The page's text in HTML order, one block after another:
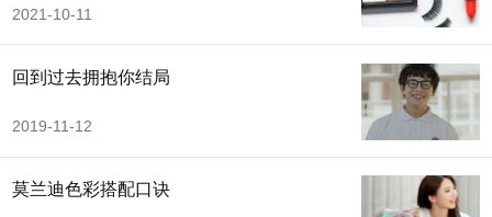
2021-10-11
回到过去拥抱你结局
2019-11-12
莫兰迪色彩搭配口诀